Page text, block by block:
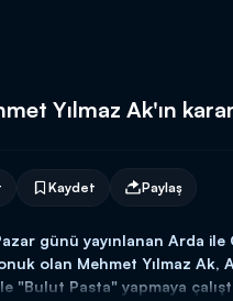
Yılmaz Ak'ın
Kaydet Paylaş
günü yayınlanan Arda ile
olan Mehmet Yılmaz Ak,
"Bulut Pasta" yapmaya